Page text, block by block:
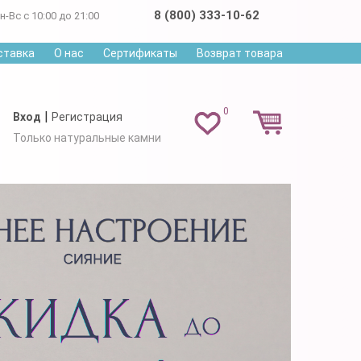
Вс с 10:00 до 21:00 8 (800) 333-10-62
О нас Сертификаты Возврат товара
0
Вход | Регистрация
Только натуральные камни